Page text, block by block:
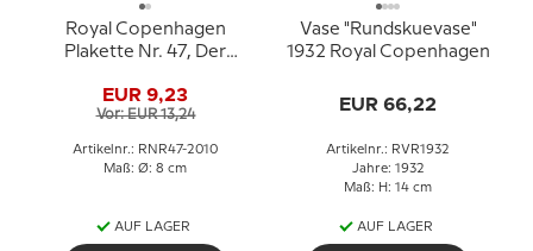
Royal Copenhagen
Plakette Nr. 47, Der
Plads
EUR 9,23
Vor: EUR 13,24
Artikelnr.: RNR47-2010
Maß: Ø: 8 cm
AUF LAGER
Vase "Rundskuevase"
1932 Royal Copenhagen
EUR 66,22
Artikelnr.: RVR1932
Jahre: 1932
Maß: H: 14 cm
AUF LAGER